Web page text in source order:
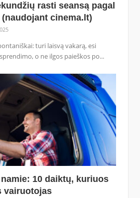
rasti seansą pagal
cinema.lt)
turi laisvą vakarą, esi
o ne ilgos paieškos po...
10 daiktų, kuriuos
vairuotojas